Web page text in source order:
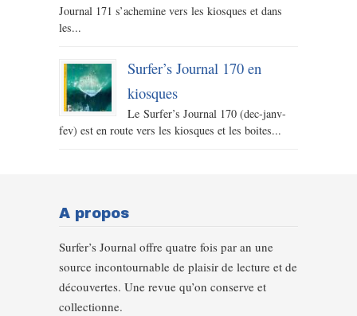
Journal 171 s’achemine vers les kiosques et dans
les...
Surfer’s Journal 170 en
kiosques
Le Surfer’s Journal 170 (dec-janv-
fev) est en route vers les kiosques et les boites...
A propos
Surfer’s Journal offre quatre fois par an une
source incontournable de plaisir de lecture et de
découvertes. Une revue qu’on conserve et
collectionne.